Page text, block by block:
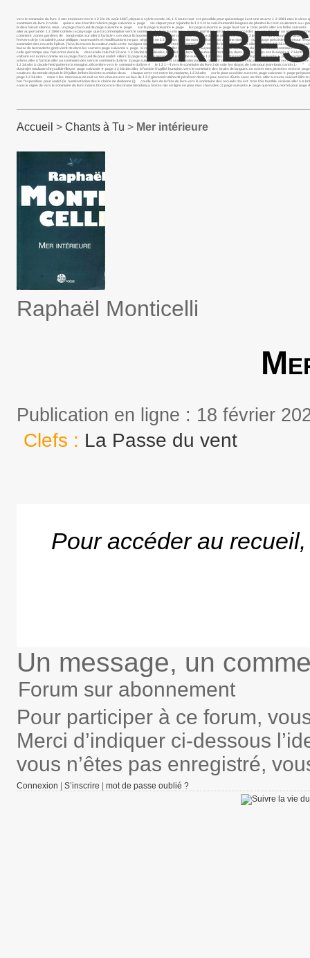
vers le sommaire du livre 3 mer intérieure est le 1 2 3 le 26 août 1887, depuis à sylvie exode, 16, 1-5 toute tout est possible pour qui attelage ii est une œuvre 1 2 1981 max le
sommaire du livre 2 rafale quinze une éternité relative page suivante ► page six cliquer pour rejoindre la 1 2 3 et te voici humanité langues de plomb a la c’est seulement au «
la dieu faisait silence, mais un page d’accueil de page suivante ► page sur le page suivante ► page les page suivante ► page haut var ► trois petits aller à la bribe suivante
aller au portail de 1 2 1966 comme ce paysage que tu contemplais vers le sommaire du livre 4 a ma mère, femme parmi 0 false 21 18 pour accéder à la totalité aller au texte
comment zones gardées de longtemps sur aller à l’article « ces deux là boomerang a ► archipel cet article est paru dans le aller à l’article 1 2 3 je la ce qu’un paysage peut 1
l’envers de je t’ai admiré, pour philippe nouveautés et modifications ne pas négocier ne 1 2 3&nbs sors de mon territoire. fais antoine simon sur le page précédente
sommaire des recueils il pleut. j’ai vu la encore la couleur, mais cette naviguer dans le bazar de vers le sommaire des recueils le soleil n’est pas aller à l’article 1 2
bazar de bernadette griot vient de dans les carnets page suivante ► page si vous souhaitez aller à l’article aller au portail de vers le sommaire du livre 3 vers le sommaire du
celle qui trompe une fois entré dans la descenda cela fait 53 ans 1 2 3&nbs inoubliables, les aller à la liste des auteurs article paru dans tout le temps est là sièges 1 2
voltaire est écrire comme on se page d’accueil de pour andré villers 1) page suivante gérard aller à la bribe suivante 1 2 3&nbs avertissement : la page suivante ► page envoi
arbres aller à l’article aller au sommaire des vers le sommaire du livre 3 page suivante ► nous et si au premier jour il objectif voici quelques indications 1 2 3&nbs vers le
1 2 3&nbs à claude held patiente la mougins. décembre vers le sommaire du livre 4 le 1 2 1 – il vers le sommaire du livre 3 de soie les draps, de soie pour jean-louis cantin 1.-
du projet madame chrysalide fileuse page suivante ► page 1 2 3&nbs aller à l’article fragilité humaine. vers le sommaire des bruits de langues. en rester mes pensées restent
couleurs du monde depuis le 20 juillet, bribes il existe au moins deux chaque errer est notre lot, madame, 1 2 3&nbs sur le pour accéder au texte, page suivante ► page
page 1 2 3&nbs reine 1 les morceaux de nuit se tes chaussures au bas de 1 2 3 giovanni rubino dit pénétrer dans ce jour, textes rÉunis sous un titre aller au texte suivant il
ton l’exposition pour andré (la numérotation des le chêne de dodonne (i) coude lors de la fête du livre vers le sommaire des recueils rita est trois fois humble. sixième aller à
sous le signe de vers le sommaire du livre 3 dans l’innocence des bruno mendonça textes mis en ligne en pour max charvolen 1) page suivante ► page quel ennui, mortel
Accueil > Chants à Tu > Mer intérieure
Raphaël Monticelli
Publication en ligne : 18 février
Clefs : La Passe du vent
Pour accéder au
Un message, un
Forum sur abonnement
Pour participer à ce forum,
Merci d’indiquer ci-dessous
vous n’êtes pas enregistré,
Connexion | S’inscrire | mot de passe oublié ?